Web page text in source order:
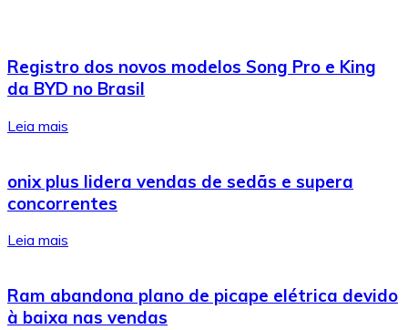
Registro dos novos modelos Song Pro e King
da BYD no Brasil
Leia mais
onix plus lidera vendas de sedãs e supera
concorrentes
Leia mais
Ram abandona plano de picape elétrica devido
à baixa nas vendas